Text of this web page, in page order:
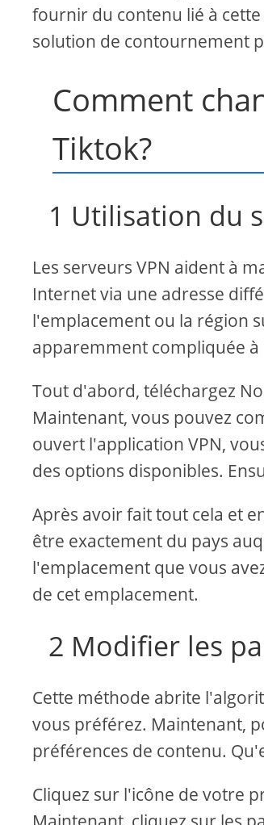
fournir du contenu lié à
solution de contournement
Comment
Tiktok?
1 Utilisation du
Les serveurs VPN aident à
Internet via une adresse
l'emplacement ou la région
apparemment compliquée à
Tout d'abord, téléchargez
Maintenant, vous pouvez
ouvert l'application VPN,
des options disponibles.
Après avoir fait tout cela et
être exactement du pays
l'emplacement que vous
de cet emplacement.
2 Modifier les
Cette méthode abrite
vous préférez. Maintenant,
préférences de contenu.
Cliquez sur l'icône de votre